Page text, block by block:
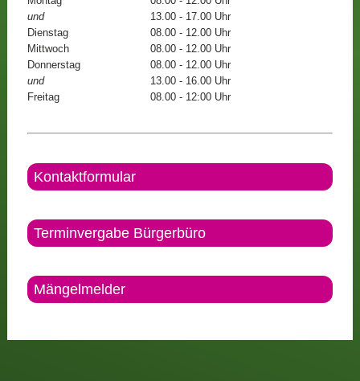
und
13.00 - 17.00 Uhr
Dienstag
08.00 - 12.00 Uhr
Mittwoch
08.00 - 12.00 Uhr
Donnerstag
08.00 - 12.00 Uhr
und
13.00 - 16.00 Uhr
Freitag
08.00 - 12:00 Uhr
Kontaktformular
Terminvergabe Bürgerbüro
Mängelmelder